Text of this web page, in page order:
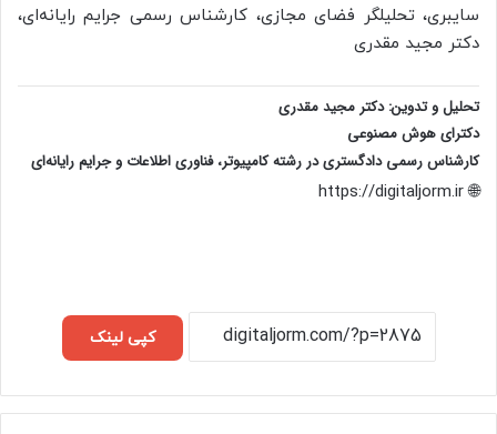
سایبری، تحلیلگر فضای مجازی، کارشناس رسمی جرایم رایانه‌ای،
دکتر مجید مقدری
تحلیل و تدوین: دکتر مجید مقدری
دکترای هوش مصنوعی
کارشناس رسمی دادگستری در رشته کامپیوتر، فناوری اطلاعات و جرایم رایانه‌ای
🌐 https://digitaljorm.ir
کپی لینک